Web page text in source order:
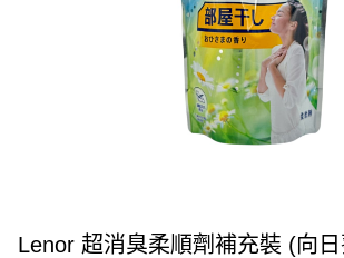
Lenor 超消臭柔順劑補充裝 (向日